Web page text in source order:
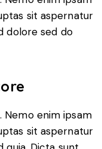
sit aspernatur
dolore sed do
Nemo enim ipsam
sit aspernatur